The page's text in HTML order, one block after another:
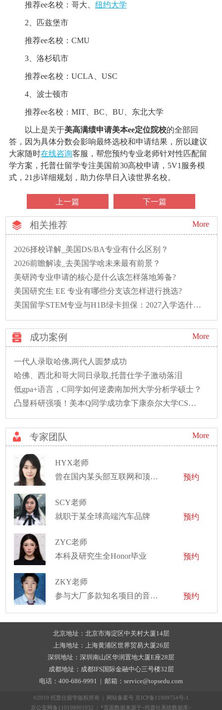
推荐ee名校：哥大、 纽约大学
2、匹兹堡市
推荐ee名校：CMU
3、洛杉矶市
推荐ee名校：UCLA、USC
4、波士顿市
推荐ee名校：MIT、BC、BU、东北大学
以上是关于美高满绩申请美本ee定位院校的全部回
答，因为具体分数会影响最终选校和申请结果，所以建议
大家随时在线咨询客服，帮您预约专业老师针对性匹配留
学方案，托普仕留学专注美国前30高校申请，5V1服务模
式，21步详细规划，助力你早日入读世界名校。
上一篇 下一篇
相关推荐 More
2026择校详解_美国DS/BA专业有什么区别？
2026前瞻解读_去美国学啥未来最有前景？
美研跨专业申请的核心是什么该怎样落地筹备?
美国研究生 EE 专业有哪些分支该怎样进行挑选?
美国留学STEM专业与H1B绿卡担保：2027入学选什么专业好
成功案例 More
一代人录取哈佛,两代人圆梦成功
哈佛、西北和哥大同日录取,托普仕学子激动落泪
低gpa+语言，C同学如何逆袭南加州大学分析学硕士？
凸显科研强项！美本Q同学成功拿下康奈尔大学CS硕士录取！
专家团队 More
HYX老师
曾在国内某头部互联网和顶尖证券公司工作
预约
SCY老师
就职于某全球高端汽车品牌
预约
ZYC老师
本科及研究生全Honor毕业
预约
ZKY老师
参与大厂多款知名项目的音频设计与资源集成工作
预约
北京地址：北京市海淀区中关村大厦14层
上海地址：上海黄浦区世界贸易大厦26层
深圳地址：深圳南山区华润置地大厦E座28层
成都地址：成都IFS国际金融中心三号楼32层
电话：400-686-9991 | 邮箱：service@topsedu.com
©2019 托普仕留学版权所有 | 网站备案号 京ICP备11009754号-1
京公安网备110108001932 | *页面数据来源于<托普仕系统数据库>